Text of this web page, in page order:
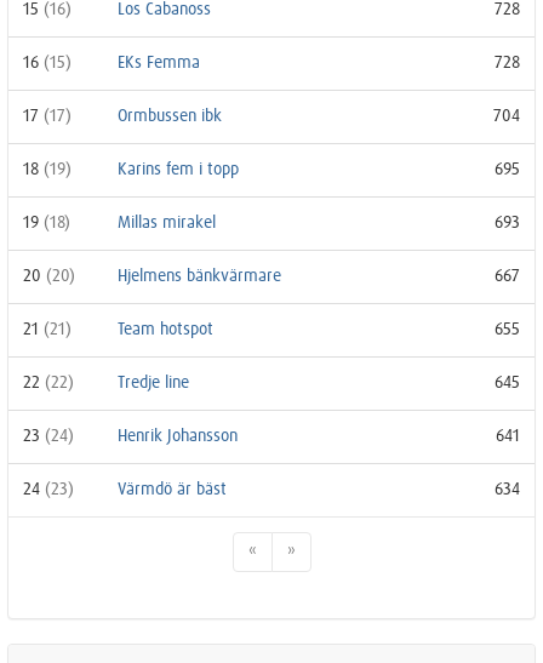
15 (16) Los Cabanoss 728
16 (15) EKs Femma 728
17 (17) Ormbussen ibk 704
18 (19) Karins fem i topp 695
19 (18) Millas mirakel 693
20 (20) Hjelmens bänkvärmare 667
21 (21) Team hotspot 655
22 (22) Tredje line 645
23 (24) Henrik Johansson 641
24 (23) Värmdö är bäst 634
« »